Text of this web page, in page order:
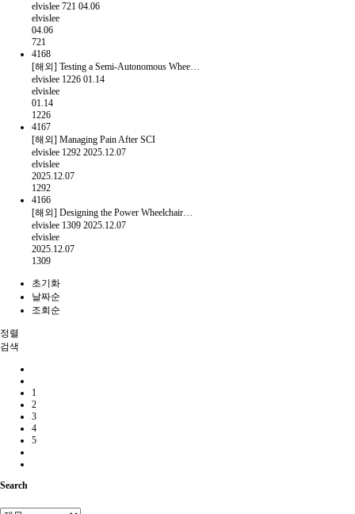
elvislee 721 04.06
elvislee
04.06
721
4168
[해외] Testing a Semi-Autonomous Whee…
elvislee 1226 01.14
elvislee
01.14
1226
4167
[해외] Managing Pain After SCI
elvislee 1292 2025.12.07
elvislee
2025.12.07
1292
4166
[해외] Designing the Power Wheelchair…
elvislee 1309 2025.12.07
elvislee
2025.12.07
1309
초기화
날짜순
조회순
정렬
검색
1
2
3
4
5
Search